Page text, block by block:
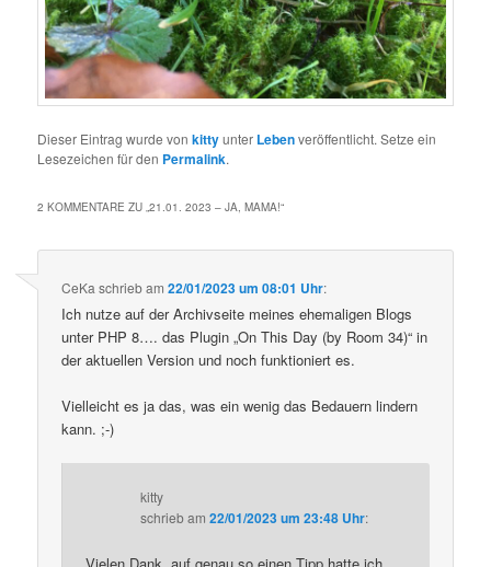
Dieser Eintrag wurde vonkittyunter Lebenveröffentlicht. Setze ein
Lesezeichen für den Permalink.
2 KOMMENTARE ZU „21.01. 2023 – JA, MAMA!“
CeKa schriebam22/01/2023 um 08:01 Uhr:
Ich nutze auf der Archivseite meines ehemaligen Blogs
unter PHP 8…. das Plugin „On This Day (by Room 34)“ in
der aktuellen Version und noch funktioniert es.
Vielleicht es ja das, was ein wenig das Bedauern lindern
kann. ;-)
kitty
schriebam22/01/2023 um 23:48 Uhr: